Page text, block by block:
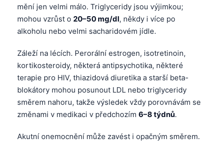
mění jen velmi málo. Triglyceridy jsou výjimkou;
mohou vzrůst o 20–50 mg/dl, někdy i více po
alkoholu nebo velmi sacharidovém jídle.
Záleží na lécích. Perorální estrogen, isotretinoin,
kortikosteroidy, některá antipsychotika, některé
terapie pro HIV, thiazidová diuretika a starší beta-
blokátory mohou posunout LDL nebo triglyceridy
směrem nahoru, takže výsledek vždy porovnávám se
změnami v medikaci v předchozím 6–8 týdnů.
Akutní onemocnění může zavést i opačným směrem.
Български
Nederlands
हिन्दी
Bahasa Indonesia
Հայերեն
Српски језик
Svenska